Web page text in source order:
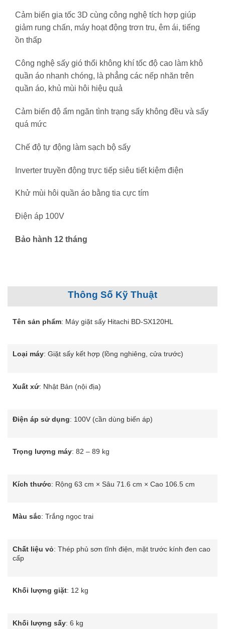
Cảm biến gia tốc 3D cùng công nghệ tích hợp giúp
giảm rung chấn, máy hoạt động trơn tru, êm ái, tiếng
ồn thấp
Công nghệ sấy gió thổi không khí tốc độ cao làm khô
quần áo nhanh chóng, là phẳng các nếp nhăn trên
quần áo, khủ mùi hôi hiệu quả
Cảm biến độ ẩm ngăn tình trạng sấy không đều và sấy
quá mức
Chế độ tự động làm sạch bộ sấy
Inverter truyền động trực tiếp siêu tiết kiệm điện
Khử mùi hôi quần áo bằng tia cực tím
Điện áp 100V
Bảo hành 12 tháng
Thông Số Kỹ Thuật
Tên sản phẩm: Máy giặt sấy Hitachi BD-SX120HL
Loại máy: Giặt sấy kết hợp (lồng nghiêng, cửa trước)
Xuất xứ: Nhật Bản (nội địa)
Điện áp sử dụng: 100V (cần dùng biến áp)
Trọng lượng máy: 82 – 89 kg
Kích thước: Rộng 63 cm × Sâu 71.6 cm × Cao 106.5 cm
Màu sắc: Trắng ngọc trai
Chất liệu vỏ: Thép phủ sơn tĩnh điện, mặt trước kính đen cao
cấp
Khối lượng giặt: 12 kg
Khối lượng sấy: 6 kg